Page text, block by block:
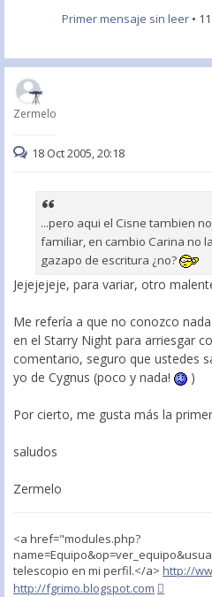
Primer mensaje sin leer •
Zermelo
18 Oct 2005, 20:18
...pero aqui el Cisne tambien
familiar, en cambio Carina no
gazapo de escritura ¿no?
Jejejejeje, para variar, otro
Me refería a que no conozco
en el Starry Night para arriesgar
comentario, seguro que ustedes
yo de Cygnus (poco y nada!
)
Por cierto, me gusta más la
saludos
Zermelo
<a href="modules.php?
telescopio en mi perfil.</a> http://
http://fgrimo.blogspot.com